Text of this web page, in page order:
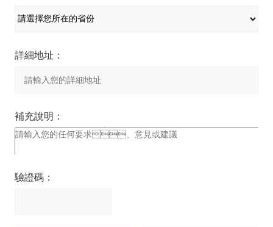
詳細地址：
補充說明：
驗證碼：